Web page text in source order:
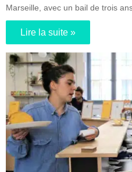
Marseille, avec un bail de trois
Lire la suite »